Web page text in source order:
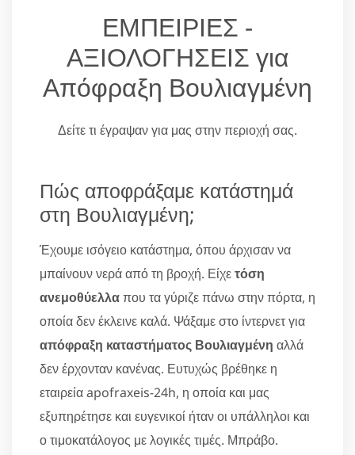
ΕΜΠΕΙΡΙΕΣ -
ΑΞΙΟΛΟΓΗΣΕΙΣ για
Απόφραξη Βουλιαγμένη
Δείτε τι έγραψαν για μας στην περιοχή σας.
Πώς αποφράξαμε κατάστημά
στη Βουλιαγμένη;
Έχουμε ισόγειο κατάστημα, όπου άρχισαν να
μπαίνουν νερά από τη βροχή. Είχετόση
ανεμοθύελλαπου τα γύριζε πάνω στην πόρτα, η
οποία δεν έκλεινε καλά. Ψάξαμε στο ίντερνετ για
απόφραξη καταστήματος Βουλιαγμένη αλλά
δεν έρχονταν κανένας. Ευτυχώς βρέθηκε η
εταιρεία apofraxeis-24h, η οποία και μας
εξυπηρέτησε και ευγενικοί ήταν οι υπάλληλοι και
ο τιμοκατάλογος με λογικές τιμές. Μπράβο.